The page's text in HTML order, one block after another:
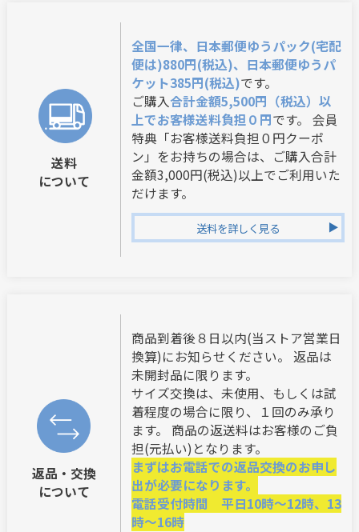
送料
について
全国一律、日本郵便ゆうパック(宅配
便は)880円(税込)、日本郵便ゆうパ
ケット385円(税込)です。
ご購入合計金額5,500円（税込）以
上でお客様送料負担０円です。 会員
特典「お客様送料負担０円クーポ
ン」をお持ちの場合は、ご購入合計
金額3,000円(税込)以上でご利用いた
だけます。
送料を詳しく見る
返品・交換
について
商品到着後８日以内(当ストア営業日
換算)にお知らせください。 返品は
未開封品に限ります。
サイズ交換は、未使用、もしくは試
着程度の場合に限り、１回のみ承り
ます。 商品の返送料はお客様のご負
担(元払い)となります。
まずはお電話での返品交換のお申し
出が必要になります。
電話受付時間 平日10時～12時、13
時～16時